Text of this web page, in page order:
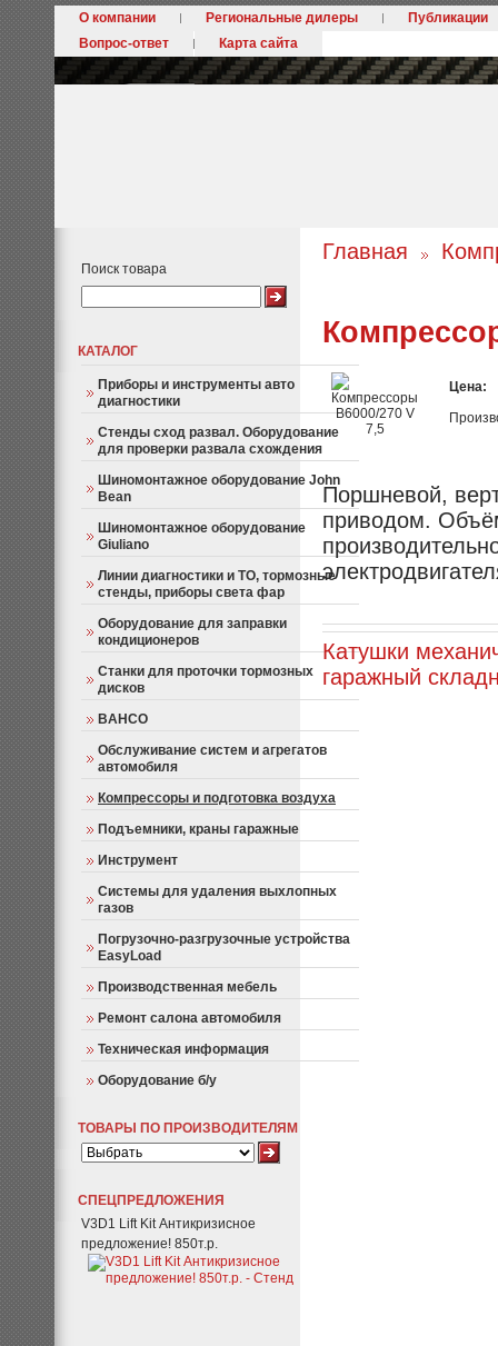
О компании Региональные дилеры
Публикации
Вопрос-ответ
Карта сайта
Поиск товара
КАТАЛОГ
Приборы и инструменты авто
диагностики
Стенды сход развал. Оборудование
для проверки развала схождения
Шиномонтажное оборудование John
Bean
Шиномонтажное оборудование
Giuliano
Линии диагностики и ТО, тормозные
стенды, приборы света фар
Оборудование для заправки
кондиционеров
Станки для проточки тормозных
дисков
BAHCO
Обслуживание систем и агрегатов
автомобиля
Компрессоры и подготовка воздуха
Подъемники, краны гаражные
Инструмент
Системы для удаления выхлопных
газов
Погрузочно-разгрузочные устройства
EasyLoad
Производственная мебель
Ремонт салона автомобиля
Техническая информация
Оборудование б/у
ТОВАРЫ ПО ПРОИЗВОДИТЕЛЯМ
СПЕЦПРЕДЛОЖЕНИЯ
V3D1 Lift Kit Антикризисное
предложение! 850т.р.
Главная
Цена:
Поршневой,
приводом.
Катушки
гаражный